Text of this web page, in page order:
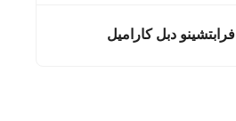
فرابتشينو دبل كاراميل